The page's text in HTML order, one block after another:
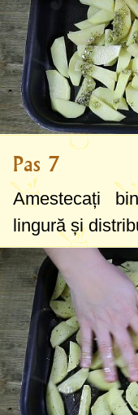
Pas 7
Amestecați
lingură și